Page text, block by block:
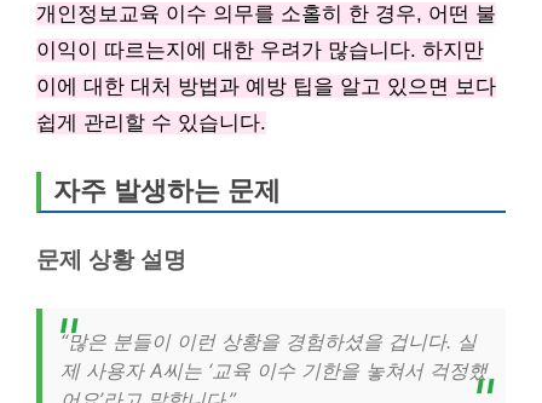
개인정보교육 이수 의무를 소홀히 한 경우, 어떤 불
이익이 따르는지에 대한 우려가 많습니다. 하지만
이에 대한 대처 방법과 예방 팁을 알고 있으면 보다
쉽게 관리할 수 있습니다.
자주 발생하는 문제
문제 상황 설명
“많은 분들이 이런 상황을 경험하셨을 겁니다. 실
제 사용자 A씨는 ‘교육 이수 기한을 놓쳐서 걱정했